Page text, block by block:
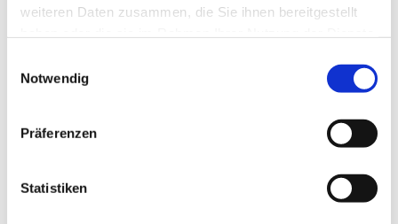
weiteren Daten zusammen, die Sie ihnen bereitgestellt
Notwendig
Präferenzen
Statistiken
Dies könnte Sie auch